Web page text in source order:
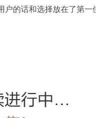
的话和选择放在了第